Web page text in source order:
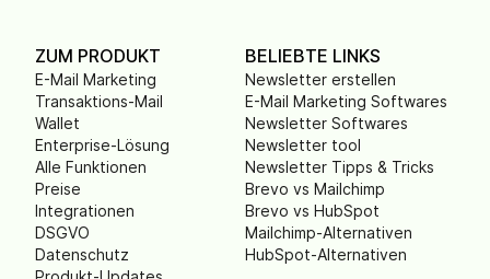
ZUM PRODUKT
E-Mail Marketing
Transaktions-Mail
Wallet
Enterprise-Lösung
Alle Funktionen
Preise
Integrationen
DSGVO
Datenschutz
BELIEBTE LINKS
Newsletter erstellen
E-Mail Marketing Softwares
Newsletter Softwares
Newsletter tool
Newsletter Tipps & Tricks
Brevo vs Mailchimp
Brevo vs HubSpot
Mailchimp-Alternativen
HubSpot-Alternativen